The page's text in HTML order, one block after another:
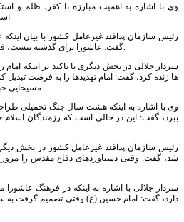
وی با اشاره به اهمیت مبارزه با کفر، ظلم و
است، پیام پیروزی خون بر شمشیر است.
رئیس سازمان پدافند غیرعامل کشور با بیان اینکه
گفت: عاشورا برای گذشته نیست، فرهنگ حسینی برای همه زمان ها است.
سردار جلالی در بخش دیگری با تاکید بر اینکه
ها زنده کرد، گفت: امام تهدیدها را به فرصت تبدیل
مسیحایی جبهه را تبدیل به دانشگاه کادرسازی کرد.
وی با اشاره به اینکه هشت سال جنگ تحمیلی
ببرد، گفت: این در حالی است که رزمندگان اسلام
رئیس سازمان پدافند غیرعامل کشور در بخش
شد، گفت: وقتی دستاوردهای دفاع مقدس را
سردار جلالی با اشاره به اینکه در فرهنگ
دارد، گفت: امام حسین (ع) وقتی تصمیم گرفت به